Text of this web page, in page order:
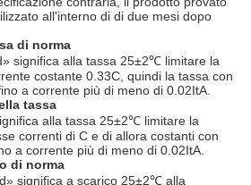
all'interno di di due mesi dopo
di norma
significa alla tassa 25±2℃ limitare la
costante 0.33C, quindi la tassa con
a corrente più di meno di 0.02ItA.
tassa
alla tassa 25±2℃ limitare la
correnti di C e di allora costanti con
a corrente più di meno di 0.02ItA.
di norma
significa a scarico 25±2℃ alla